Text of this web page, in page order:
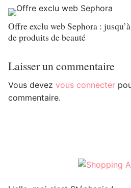
Offre exclu web Sephora :
de produits de beauté
Laisser un commentaire
Vous devez vous connecter
commentaire.